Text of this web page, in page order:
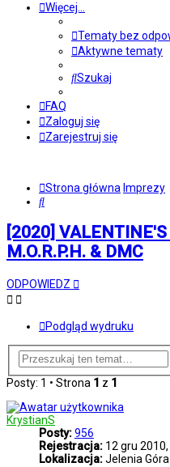
Więcej…
Tematy bez
Aktywne tematy
Szukaj
FAQ
Zaloguj się
Zarejestruj się
Strona główna Imprezy
Szukaj
[2020]
M.O.R.P.H. & DMC
ODPOWIEDZ
Podgląd wydruku
Posty: 1 • Strona 1 z 1
KrystianS
Posty:956
Rejestracja: 12 gru
Lokalizacja:Jelenia Góra